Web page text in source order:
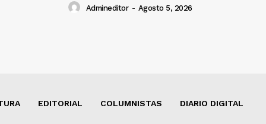
Admineditor - Agosto 5, 2026
EDITORIAL COLUMNISTAS DIARIO DIGITAL